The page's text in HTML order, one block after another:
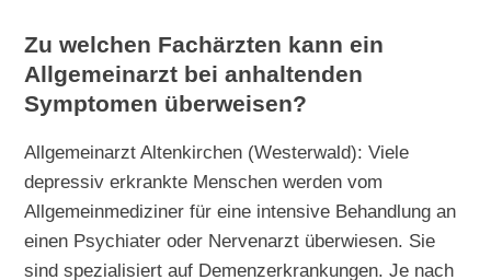
Zu welchen Fachärzten kann ein
Allgemeinarzt bei anhaltenden
Symptomen überweisen?
Allgemeinarzt Altenkirchen (Westerwald): Viele
depressiv erkrankte Menschen werden vom
Allgemeinmediziner für eine intensive Behandlung an
einen Psychiater oder Nervenarzt überwiesen. Sie
sind spezialisiert auf Demenzerkrankungen. Je nach